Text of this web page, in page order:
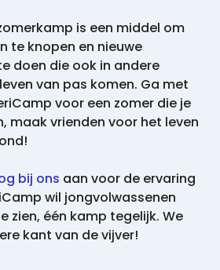
is een middel om
te knopen en nieuwe
doen die ook in andere
van pas komen. Ga met
voor een zomer die je
maak vrienden voor het leven
bij ons aan voor de ervaring
wil jongvolwassenen
zien, één kamp tegelijk. We
kant van de vijver!